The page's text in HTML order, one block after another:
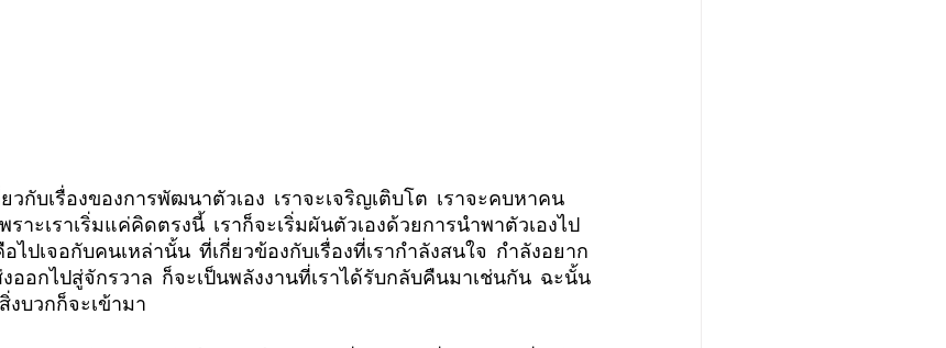
วกับเรื่องของการพัฒนาตัวเอง  เราจะเจริญเติบโต  เราจะคบหาคน
ราะเราเริ่มแค่คิดตรงนี้  เราก็จะเริ่มผันตัวเองด้วยการนำพาตัวเองไป
ปเจอกับคนเหล่านั้น  ที่เกี่ยวข้องกับเรื่องที่เรากำลังสนใจ  กำลังอยาก
ออกไปสู่จักรวาล  ก็จะเป็นพลังงานที่เราได้รับกลับคืนมาเช่นกัน  ฉะนั้น
งบวกก็จะเข้ามา